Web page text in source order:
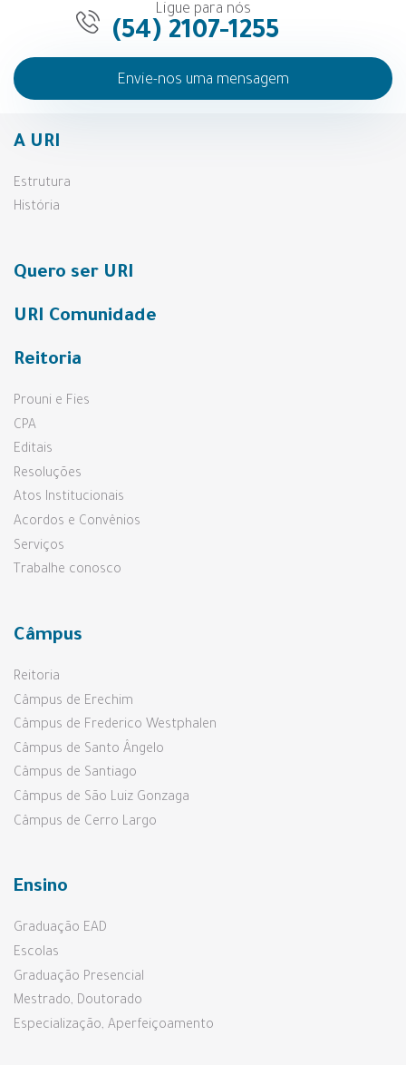
Ligue para nós
(54) 2107-1255
Envie-nos uma mensagem
A URI
Estrutura
História
Quero ser URI
URI Comunidade
Reitoria
Prouni e Fies
CPA
Editais
Resoluções
Atos Institucionais
Acordos e Convênios
Serviços
Trabalhe conosco
Câmpus
Reitoria
Câmpus de Erechim
Câmpus de Frederico Westphalen
Câmpus de Santo Ângelo
Câmpus de Santiago
Câmpus de São Luiz Gonzaga
Câmpus de Cerro Largo
Ensino
Graduação EAD
Escolas
Graduação Presencial
Mestrado, Doutorado
Especialização, Aperfeiçoamento